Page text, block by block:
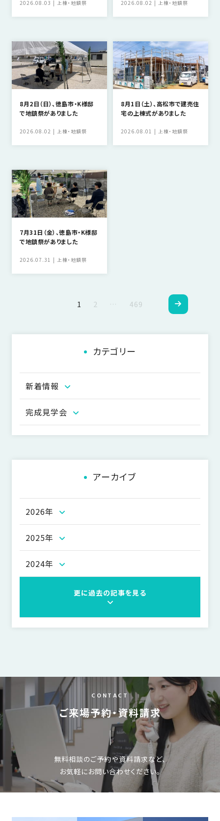
2026.08.03 上棟・地鎮祭 2026.08.02 上棟・地鎮祭
8月2日（日）、徳島市・K様邸
で地鎮祭がありました
2026.08.02 上棟・地鎮祭
8月1日（土）、高松市で建売住
宅の上棟式がありました
2026.08.01 上棟・地鎮祭
7月31日（金）、徳島市・K様邸
で地鎮祭がありました
2026.07.31 上棟・地鎮祭
ビ
シ
ン
1 2 … 469
カテゴリー
新着情報
完成見学会
アーカイブ
2026年
2025年
2024年
更に過去の記事を見る
CONTACT
ご来場予約・資料請求
無料相談のご予約や資料請求など、
お気軽にお問い合わせください。